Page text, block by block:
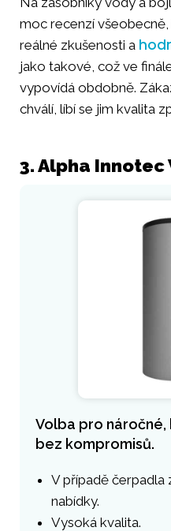
moc recenzí
reálné zkušenosti a
jako takové, což ve
vypovídá obdobně.
chválí, líbí se jim kvalita
3. Alpha Innotec
Volba pro
bez kompromisů.
V případě čerpadla
nabídky.
Vysoká kvalita.